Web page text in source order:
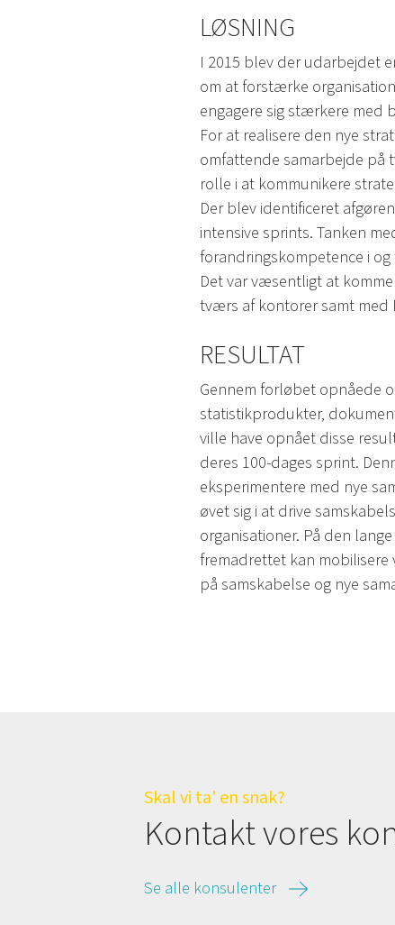
LØSNING
I 2015 blev der udarbejdet
om at forstærke
engagere sig stærkere med
For at realisere den nye
omfattende samarbejde på
rolle i at kommunikere
Der blev identificeret
intensive sprints. Tanken
forandringskompetence i
Det var væsentligt at
tværs af kontorer samt med
RESULTAT
Gennem forløbet opnåede
statistikprodukter,
ville have opnået disse
deres 100-dages sprint.
eksperimentere med nye
øvet sig i at drive
organisationer. På den
fremadrettet kan
på samskabelse og nye
Skal vi ta' en snak?
Kontakt vores
Se alle konsulenter